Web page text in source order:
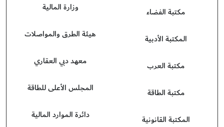
مكتبة الفضاء وزارة المالية
المكتبة الأدبية هيئة الطرق والمواصلات
مكتبة العرب معهد دبي العقاري
مكتبة الطاقة المجلس الأعلى للطاقة
المكتبة القانونية دائرة الموارد المالية